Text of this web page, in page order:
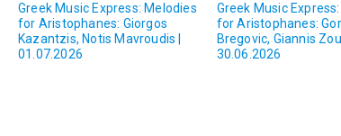
Greek Music Express: Melodies
for Aristophanes: Giorgos
Kazantzis, Notis Mavroudis |
01.07.2026
Greek Music
for Aristophanes:
Bregovic, Giannis
30.06.2026